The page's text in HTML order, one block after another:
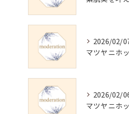
2026/02/
2026/02/